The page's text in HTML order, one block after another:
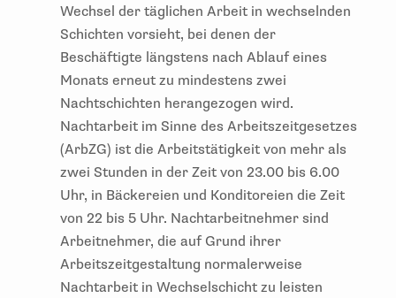
Wechsel der täglichen Arbeit in wechselnden
Schichten vorsieht, bei denen der
Beschäftigte längstens nach Ablauf eines
Monats erneut zu mindestens zwei
Nachtschichten herangezogen wird.
Nachtarbeit im Sinne des Arbeitszeitgesetzes
(ArbZG) ist die Arbeitstätigkeit von mehr als
zwei Stunden in der Zeit von 23.00 bis 6.00
Uhr, in Bäckereien und Konditoreien die Zeit
von 22 bis 5 Uhr. Nachtarbeitnehmer sind
Arbeitnehmer, die auf Grund ihrer
Arbeitszeitgestaltung normalerweise
Nachtarbeit in Wechselschicht zu leisten